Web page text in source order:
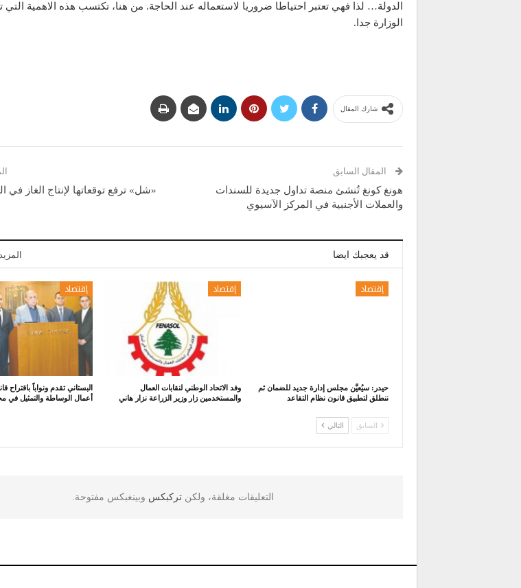
الدولة… لذا فهي تعتبر احتياطا ضروريا لاستعماله عند الحاجة. من هنا، تكتسب هذه الاهمية التي
الوزارة جدا.
شارك المقال
المقال السابق
هونغ كونغ تُنشئ منصة تداول جديدة للسندات
والعملات الأجنبية في المركز الآسيوي
«شل» ترفع توقعاتها لإنتاج الغاز في
قد يعجبك ايضا
إقتصاد
حيدر: سيُعيَّن مجلس إدارة جديد للضمان ثم
ننطلق لتطبيق قانون نظام التقاعد
إقتصاد
وفد الاتحاد الوطني لنقابات العمال
والمستخدمين زار وزير الزراعة نزار هاني
إقتصاد
البستاني تقدم ونواباً باقتراح
أعمال الوساطة والتمثيل في
السابق التالي
التعليقات مغلقة، ولكنتركبكس وبينغبكس مفتوحة.